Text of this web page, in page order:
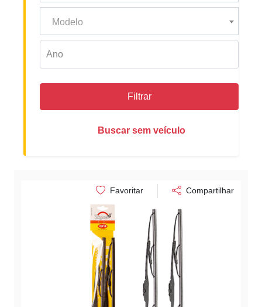
Modelo
Filtrar
Buscar sem veículo
Favoritar Compartilhar